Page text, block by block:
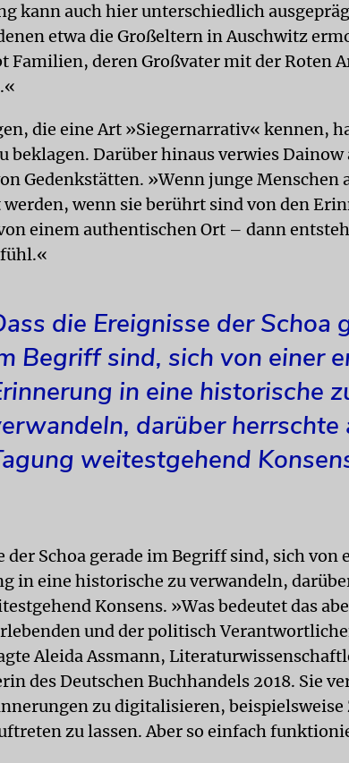
kann auch hier unterschiedlich
etwa die Großeltern in Auschwitz
Familien, deren Großvater mit der Roten
die eine Art »Siegernarrativ« kennen,
beklagen. Darüber hinaus verwies Dainow
Gedenkstätten. »Wenn junge Menschen
wenn sie berührt sind von den
einem authentischen Ort – dann
die Ereignisse der Schoa
Begriff sind, sich von einer
in eine historische
darüber herrschte
weitestgehend
der Schoa gerade im Begriff sind, sich von
in eine historische zu verwandeln,
Konsens. »Was bedeutet das
und der politisch
Aleida Assmann,
des Deutschen Buchhandels 2018. Sie
zu digitalisieren, beispielsweise
zu lassen. Aber so einfach